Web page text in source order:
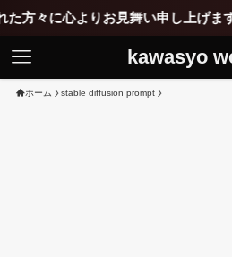
い申し上げます(_ _) 寒い中ご苦
kawasyo
ホーム stable diffusion prompt